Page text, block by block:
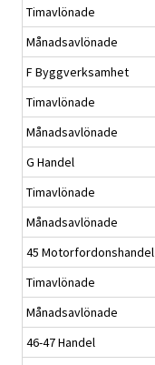
Timavlönade
Månadsavlönade
F Byggverksamhet
Timavlönade
Månadsavlönade
G Handel
Timavlönade
Månadsavlönade
45 Motorfordonshandel
Timavlönade
Månadsavlönade
46-47 Handel